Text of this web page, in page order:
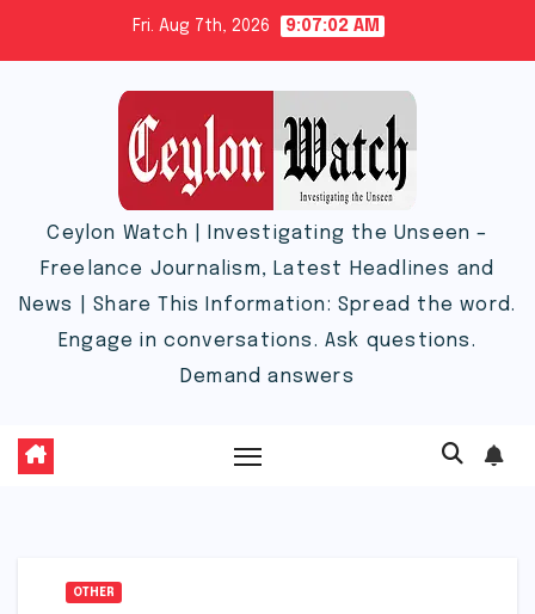
Fri. Aug 7th, 2026 9:07:02 AM
Ceylon Watch | Investigating the Unseen –
Freelance Journalism, Latest Headlines and
News | Share This Information: Spread the word.
Engage in conversations. Ask questions.
Demand answers
OTHER